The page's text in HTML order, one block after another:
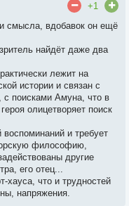
+1
смысла, вдобавок он ещё
найдёт даже два
лежит на
истории и связан с
поисками Амуна, что в
олицетворяет поиск
воспоминаний и требует
философию,
другие
его отец...
хауса, что и трудностей
напряжения.